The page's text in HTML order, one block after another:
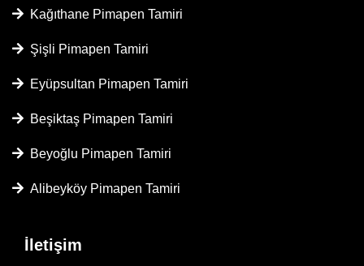
Kağıthane Pimapen Tamiri
Şişli Pimapen Tamiri
Eyüpsultan Pimapen Tamiri
Beşiktaş Pimapen Tamiri
Beyoğlu Pimapen Tamiri
Alibeyköy Pimapen Tamiri
İletişim